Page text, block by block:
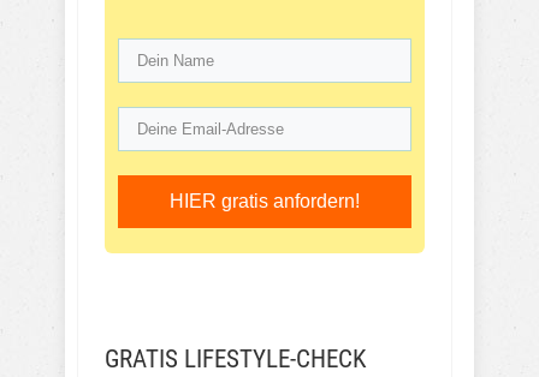
HIER gratis anfordern!
GRATIS LIFESTYLE-CHECK